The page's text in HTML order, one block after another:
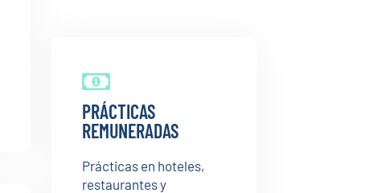
PRÁCTICAS
REMUNERADAS
Prácticas en hoteles,
restaurantes y